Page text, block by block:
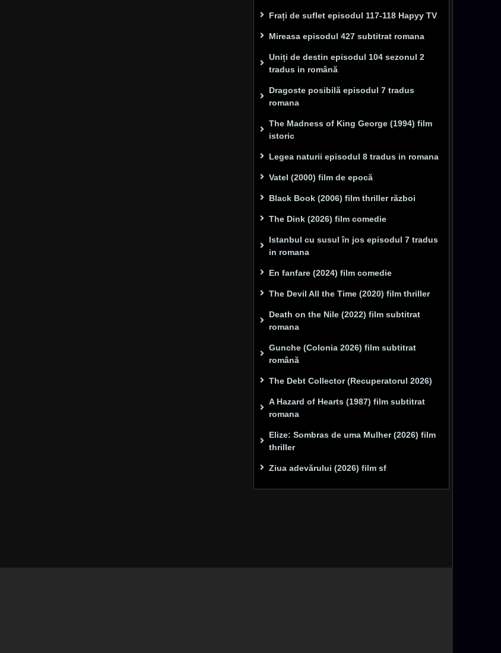
Frați de suflet episodul 117-118 Hapyy TV
Mireasa episodul 427 subtitrat romana
Uniți de destin episodul 104 sezonul 2
tradus in română
Dragoste posibilă episodul 7 tradus
romana
The Madness of King George (1994) film
istoric
Legea naturii episodul 8 tradus in romana
Vatel (2000) film de epocă
Black Book (2006) film thriller război
The Dink (2026) film comedie
Istanbul cu susul în jos episodul 7 tradus
in romana
En fanfare (2024) film comedie
The Devil All the Time (2020) film thriller
Death on the Nile (2022) film subtitrat
romana
Gunche (Colonia 2026) film subtitrat
română
The Debt Collector (Recuperatorul 2026)
A Hazard of Hearts (1987) film subtitrat
romana
Elize: Sombras de uma Mulher (2026) film
thriller
Ziua adevărului (2026) film sf